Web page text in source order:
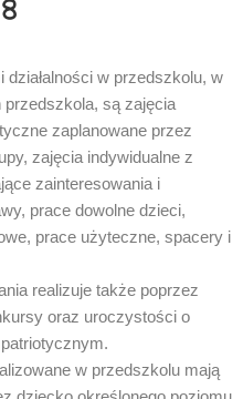
działalności w przedszkolu, w
przedszkola, są zajęcia
zaplanowane przez
zajęcia indywidualne z
zainteresowania i
prace dowolne dzieci,
prace użyteczne, spacery i
realizuje także poprzez
oraz uroczystości o
w przedszkolu mają